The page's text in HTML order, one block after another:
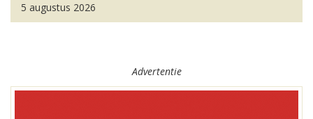
5 augustus 2026
Advertentie